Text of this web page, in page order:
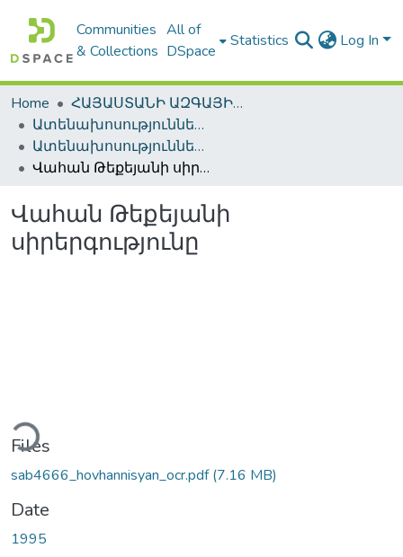
Communities
& Collections
All of
DSpace
Statistics Log In
Home
ՀԱՅԱՍՏԱՆԻ ԱԶԳԱՅԻՆ ԳՐԱԴԱՐԱՆԻ ԹՎԱՅԻՆ ՊԱՀՈՑ / DIGITAL REPOSITORY OF NLA
Ատենախոսություններ և սեղմագրեր / Theses & Abstracts
Ատենախոսություններ և սեղմագրեր / Theses & Abstracts
Վահան Թեքեյանի սիրերգությունը
Վահան Թեքեյանի
սիրերգությունը
Files
sab4666_hovhannisyan_ocr.pdf(7.16 MB)
Date
1995